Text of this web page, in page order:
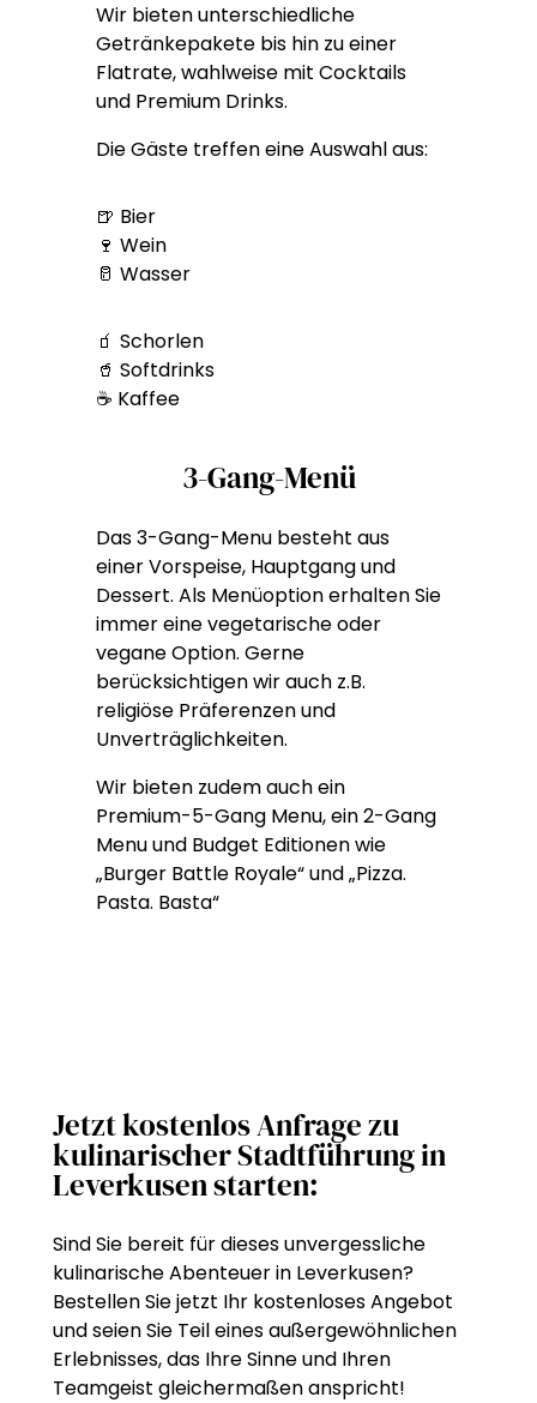
Wir bieten unterschiedliche
Getränkepakete bis hin zu einer
Flatrate, wahlweise mit Cocktails
und Premium Drinks.
Die Gäste treffen eine Auswahl aus:
🍺 Bier
🍷 Wein
🥛 Wasser
🧃 Schorlen
🥤 Softdrinks
☕ Kaffee
3-Gang-Menü
Das 3-Gang-Menu besteht aus
einer Vorspeise, Hauptgang und
Dessert. Als Menüoption erhalten Sie
immer eine vegetarische oder
vegane Option. Gerne
berücksichtigen wir auch z.B.
religiöse Präferenzen und
Unverträglichkeiten.
Wir bieten zudem auch ein
Premium-5-Gang Menu, ein 2-Gang
Menu und Budget Editionen wie
„Burger Battle Royale“ und „Pizza.
Pasta. Basta“
Jetzt kostenlos Anfrage zu
kulinarischer Stadtführung in
Leverkusen starten:
Sind Sie bereit für dieses unvergessliche
kulinarische Abenteuer in Leverkusen?
Bestellen Sie jetzt Ihr kostenloses Angebot
und seien Sie Teil eines außergewöhnlichen
Erlebnisses, das Ihre Sinne und Ihren
Teamgeist gleichermaßen anspricht!